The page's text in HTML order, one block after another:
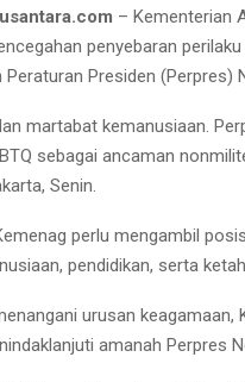
– Kementerian
penyebaran
Peraturan Presiden (Perpres)
martabat kemanusiaan.
sebagai ancaman
Senin.
perlu mengambil
pendidikan, serta
urusan
amanah Perpres